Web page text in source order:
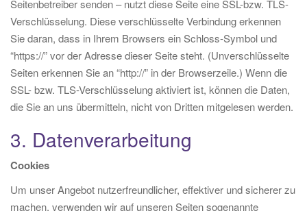
Seitenbetreiber senden – nutzt diese Seite eine SSL-bzw. TLS-
Verschlüsselung. Diese verschlüsselte Verbindung erkennen
Sie daran, dass in Ihrem Browsers ein Schloss-Symbol und
“https://” vor der Adresse dieser Seite steht. (Unverschlüsselte
Seiten erkennen Sie an “http://” in der Browserzeile.) Wenn die
SSL- bzw. TLS-Verschlüsselung aktiviert ist, können die Daten,
die Sie an uns übermitteln, nicht von Dritten mitgelesen werden.
3. Datenverarbeitung
Cookies
Um unser Angebot nutzerfreundlicher, effektiver und sicherer zu
machen, verwenden wir auf unseren Seiten sogenannte